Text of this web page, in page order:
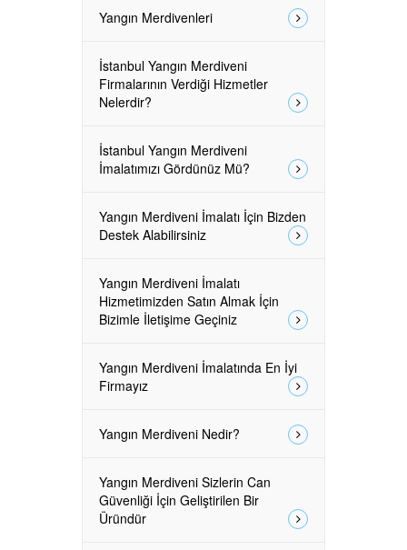
Yangın Merdivenleri
İstanbul Yangın Merdiveni
Firmalarının Verdiği Hizmetler
Nelerdir?
İstanbul Yangın Merdiveni
İmalatımızı Gördünüz Mü?
Yangın Merdiveni İmalatı İçin Bizden
Destek Alabilirsiniz
Yangın Merdiveni İmalatı
Hizmetimizden Satın Almak İçin
Bizimle İletişime Geçiniz
Yangın Merdiveni İmalatında En İyi
Firmayız
Yangın Merdiveni Nedir?
Yangın Merdiveni Sizlerin Can
Güvenliği İçin Geliştirilen Bir
Üründür